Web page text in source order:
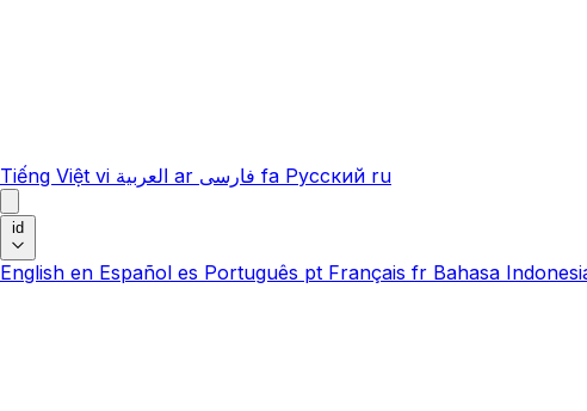
Tiếng Việt vi العربية ar فارسی fa Русский ru
id
English en Español es Português pt Français fr Bahasa